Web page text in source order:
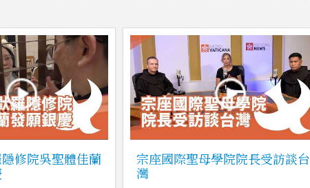
修院吳聖體佳蘭
宗座國際聖母學院院長受訪談台
灣